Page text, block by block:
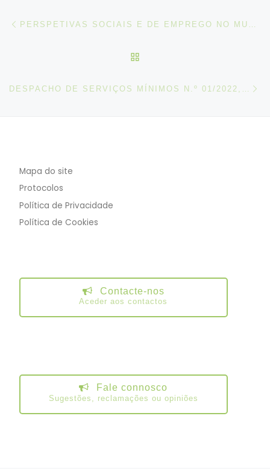
Post navigation
Mapa do site
Protocolos
Política de Privacidade
Política de Cookies
Contacte-nos
Aceder aos contactos
Fale connosco
Sugestões, reclamações ou opiniões